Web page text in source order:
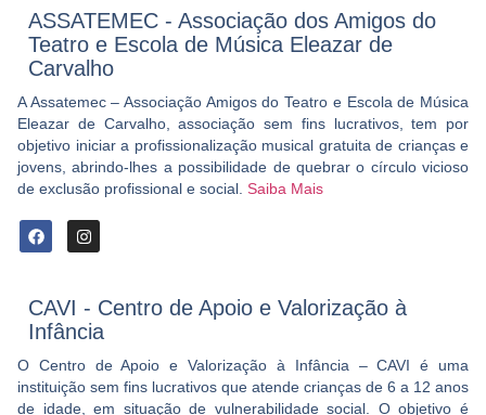
ASSATEMEC - Associação dos Amigos do
Teatro e Escola de Música Eleazar de
Carvalho
A Assatemec – Associação Amigos do Teatro e Escola de Música
Eleazar de Carvalho, associação sem fins lucrativos, tem por
objetivo iniciar a profissionalização musical gratuita de crianças e
jovens, abrindo-lhes a possibilidade de quebrar o círculo vicioso
de exclusão profissional e social. Saiba Mais
CAVI - Centro de Apoio e Valorização à
Infância
O Centro de Apoio e Valorização à Infância – CAVI é uma
instituição sem fins lucrativos que atende crianças de 6 a 12 anos
de idade, em situação de vulnerabilidade social. O objetivo é